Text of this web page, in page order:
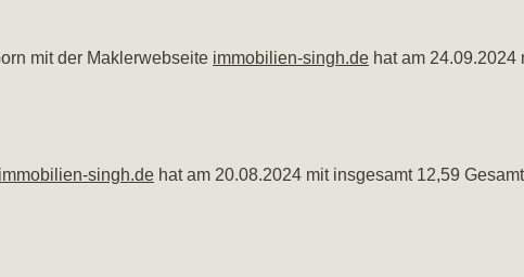
mit der Maklerwebseite immobilien-singh.de hat am
immobilien-singh.de hat am 20.08.2024 mit insgesamt 12,59